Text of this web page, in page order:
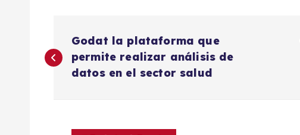
a
Godat la plataforma que
permite realizar análisis de
datos en el sector salud